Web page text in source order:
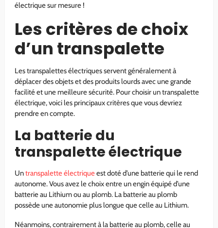
électrique sur mesure !
Les critères de choix
d’un transpalette
Les transpalettes électriques servent généralement à
déplacer des objets et des produits lourds avec une grande
facilité et une meilleure sécurité. Pour choisir un transpalette
électrique, voici les principaux critères que vous devriez
prendre en compte.
La batterie du
transpalette électrique
Untranspalette électriqueest doté d’une batterie qui le rend
autonome. Vous avez le choix entre un engin équipé d’une
batterie au Lithium ou au plomb. La batterie au plomb
possède une autonomie plus longue que celle au Lithium.
Néanmoins, contrairement à la batterie au plomb, celle au